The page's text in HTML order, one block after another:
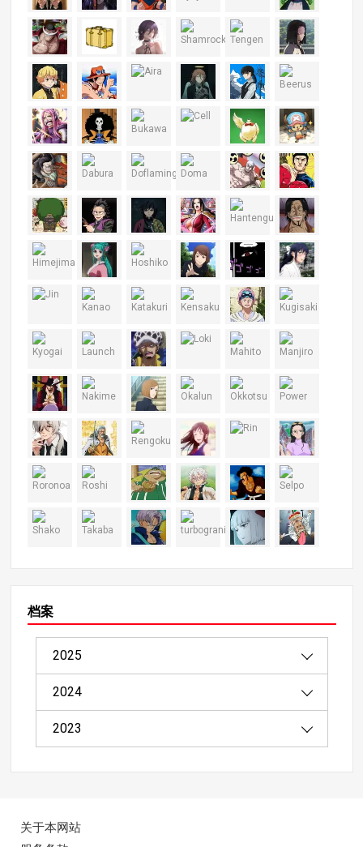
档案
2025
08/2025（1）
04/2025（2）
01/2025（8）
2024
12/2024（4）
09/2024（18）
2023
关于本网站